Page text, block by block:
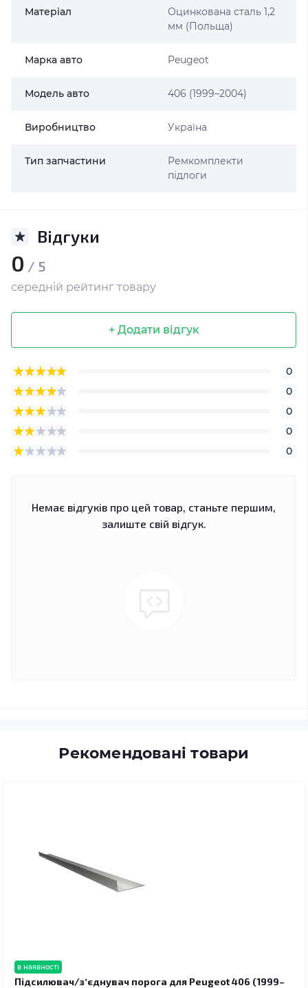
Матеріал
Оцинкована сталь 1,2
мм (Польща)
Марка авто Peugeot
Модель авто 406 (1999–2004)
Виробництво Україна
Тип запчастини
Ремкомплекти
підлоги
Відгуки
0 / 5
середній рейтинг товару
+ Додати відгук
0
0
0
0
0
Немає відгуків про цей товар, станьте першим,
залиште свій відгук.
Рекомендовані товари
в наявності
Підсилювач/зʼєднувач порога для Peugeot 406 (1999–